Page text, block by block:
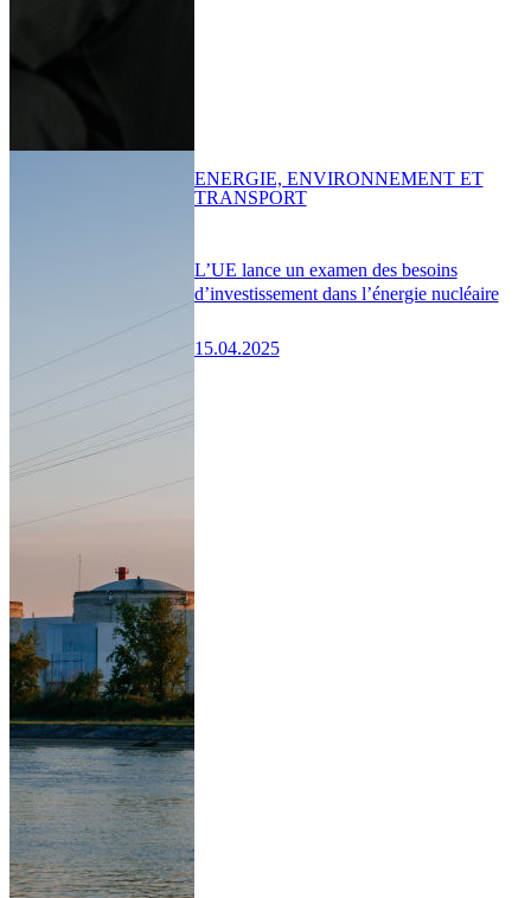
L’UE lance un examen des besoins
d’investissement dans l’énergie nucléaire
15.04.2025
ENERGIE, ENVIRONNEMENT ET
TRANSPORT